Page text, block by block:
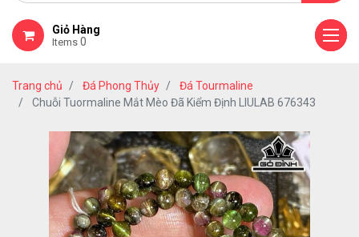
Giỏ Hàng
Items 0
Trang chủ Đá Phong Thủy
Đá Tourmaline
Chuỗi Tuormaline Mắt Mèo Đã Kiểm Định LIULAB 676343